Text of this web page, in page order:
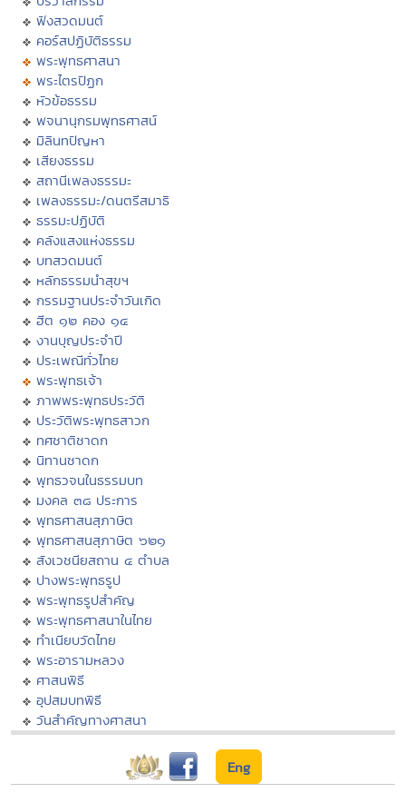
ฟังสวดมนต์
คอร์สปฏิบัติธรรม
พระพุทธศาสนา
พระไตรปิฏก
หัวข้อธรรม
พจนานุกรมพุทธศาสน์
มิลินทปัญหา
เสียงธรรม
สถานีเพลงธรรมะ
เพลงธรรมะ/ดนตรีสมาธิ
ธรรมะปฏิบัติ
คลังแสงแห่งธรรม
บทสวดมนต์
หลักธรรมนำสุขฯ
กรรมฐานประจำวันเกิด
ฮีต ๑๒ คอง ๑๔
งานบุญประจำปี
ประเพณีทั่วไทย
พระพุทธเจ้า
ภาพพระพุทธประวัติ
ประวัติพระพุทธสาวก
ทศชาติชาดก
นิทานชาดก
พุทธวจนในธรรมบท
มงคล ๓๘ ประการ
พุทธศาสนสุภาษิต
พุทธศาสนสุภาษิต ๖๒๑
สังเวชนียสถาน ๔ ตำบล
ปางพระพุทธรูป
พระพุทธรูปสำคัญ
พระพุทธศาสนาในไทย
ทำเนียบวัดไทย
พระอารามหลวง
ศาสนพิธี
อุปสมบทพิธี
วันสำคัญทางศาสนา
Eng